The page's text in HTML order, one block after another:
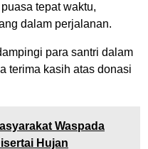
tepat waktu,
dalam perjalanan.
para santri dalam
terima kasih atas donasi
Waspada
Hujan